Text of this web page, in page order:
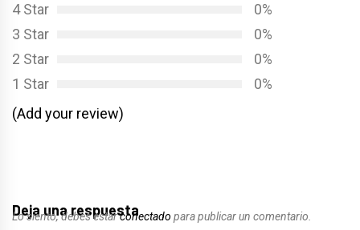
4 Star
0%
3 Star
0%
2 Star
0%
1 Star
0%
(Add your review)
Deja una respuesta
Lo siento, debes estarconectado para publicar un comentario.